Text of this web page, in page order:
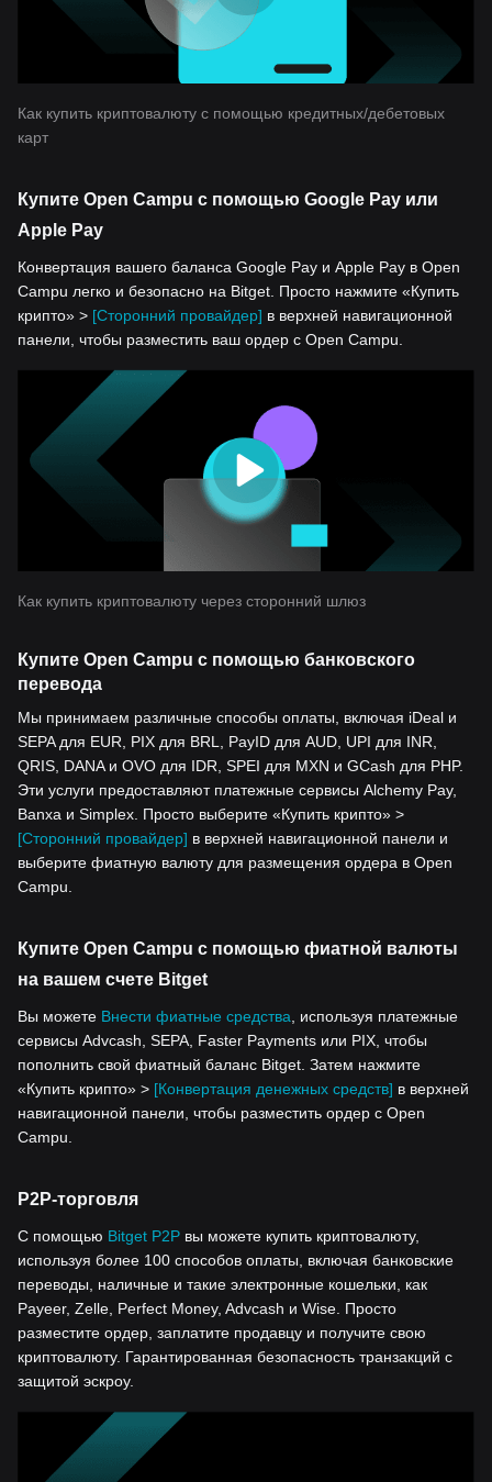
Как купить криптовалюту с помощью кредитных/дебетовых
карт
Купите Open Campu с помощью Google Pay или
Apple Pay
Конвертация вашего баланса Google Pay и Apple Pay в Open
Campu легко и безопасно на Bitget. Просто нажмите «Купить
крипто» > [Сторонний провайдер] в верхней навигационной
панели, чтобы разместить ваш ордер с Open Campu.
Как купить криптовалюту через сторонний шлюз
Купите Open Campu с помощью банковского
перевода
Мы принимаем различные способы оплаты, включая iDeal и
SEPA для EUR, PIX для BRL, PayID для AUD, UPI для INR,
QRIS, DANA и OVO для IDR, SPEI для MXN и GCash для PHP.
Эти услуги предоставляют платежные сервисы Alchemy Pay,
Banxa и Simplex. Просто выберите «Купить крипто» >
[Сторонний провайдер] в верхней навигационной панели и
выберите фиатную валюту для размещения ордера в Open
Campu.
Купите Open Campu с помощью фиатной валюты
на вашем счете Bitget
Вы можете Внести фиатные средства, используя платежные
сервисы Advcash, SEPA, Faster Payments или PIX, чтобы
пополнить свой фиатный баланс Bitget. Затем нажмите
«Купить крипто» > [Конвертация денежных средств] в верхней
навигационной панели, чтобы разместить ордер с Open
Campu.
P2P-торговля
С помощью Bitget P2P вы можете купить криптовалюту,
используя более 100 способов оплаты, включая банковские
переводы, наличные и такие электронные кошельки, как
Payeer, Zelle, Perfect Money, Advcash и Wise. Просто
разместите ордер, заплатите продавцу и получите свою
криптовалюту. Гарантированная безопасность транзакций с
защитой эскроу.